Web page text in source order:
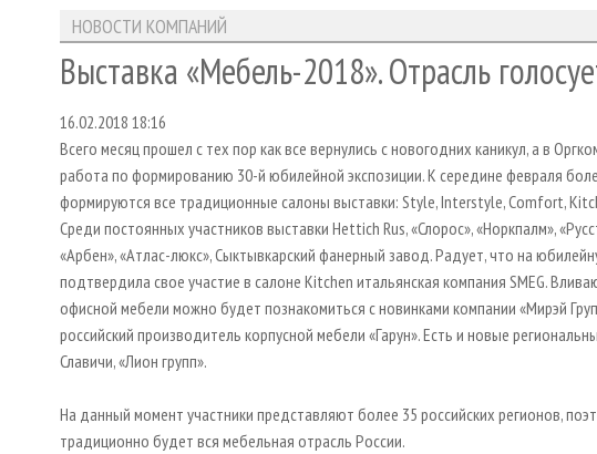
НОВОСТИ КОМПАНИЙ
Выставка «Мебель-2018». Отрасль
16.02.2018 18:16
Всего месяц прошел с тех пор как все вернулись с новогодних каникул, а в
работа по формированию 30-й юбилейной экспозиции. К середине февраля
формируются все традиционные салоны выставки: Style, Interstyle, Comfort,
Среди постоянных участников выставки Hettich Rus, «Слорос», «Норкпалм»,
«Арбен», «Атлас-люкс», Сыктывкарский фанерный завод. Радует, что на
подтвердила свое участие в салоне Kitchen итальянская компания SMEG.
офисной мебели можно будет познакомиться с новинками компании «Мирэй
российский производитель корпусной мебели «Гарун». Есть и новые
Славичи, «Лион групп».
На данный момент участники представляют более 35 российских регионов,
традиционно будет вся мебельная отрасль России.